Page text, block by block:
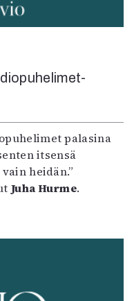
palasina
itsensä
heidän.”
Juha Hurme.